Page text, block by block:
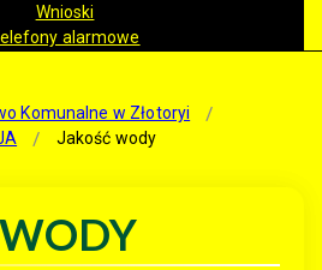
Wnioski
alarmowe
Komunalne w Złotoryi
Jakość wody